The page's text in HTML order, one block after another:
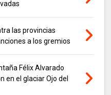
las provincias
a los gremios
Félix Alvarado
en el glaciar Ojo del